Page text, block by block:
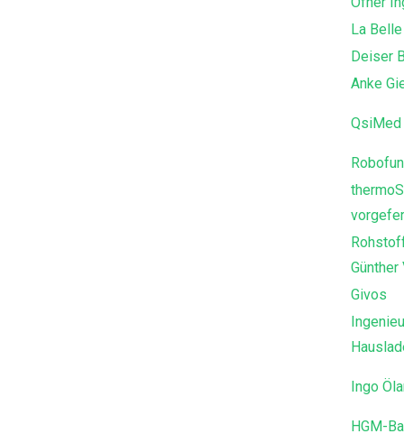
La
Deiser
Anke
Günther
Givos
Ingo
HGM-